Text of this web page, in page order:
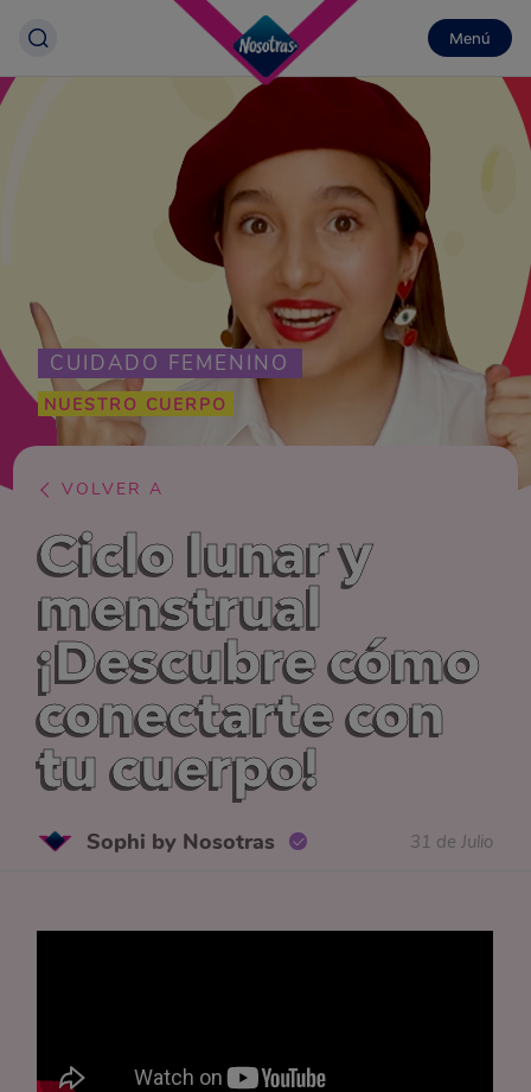
Menú
CUIDADO FEMENINO
NUESTRO CUERPO
VOLVER A
Ciclo lunar y
menstrual
¡Descubre cómo
conectarte con
tu cuerpo!
Sophi by Nosotras 31 de Julio